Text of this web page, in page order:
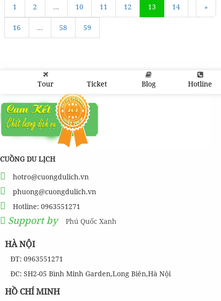
«
1 2 ... 10 11 12 13 14
16 ... 58 59
»
Tour Ticket Blog Hotline
CUỒNG DU LỊCH
hotro@cuongdulich.vn
phuong@cuongdulich.vn
Hotline: 0963551271
Support by Phú Quốc Xanh
HÀ NỘI
ĐT: 0963551271
ĐC: SH2-05 Bình Minh Garden,Long Biên,Hà Nội
HỒ CHÍ MINH